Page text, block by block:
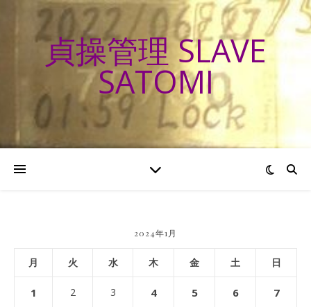
貞操管理 SLAVE
SATOMI
2024年1月
月 火 水 木 金 土 日
1 2 3 4 5 6 7